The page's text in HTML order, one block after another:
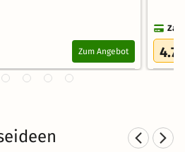
Zum Angebot 4.7
an der Ostsee